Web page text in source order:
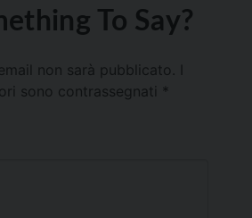
To Say?
non sarà pubblicato.
sono contrassegnati *